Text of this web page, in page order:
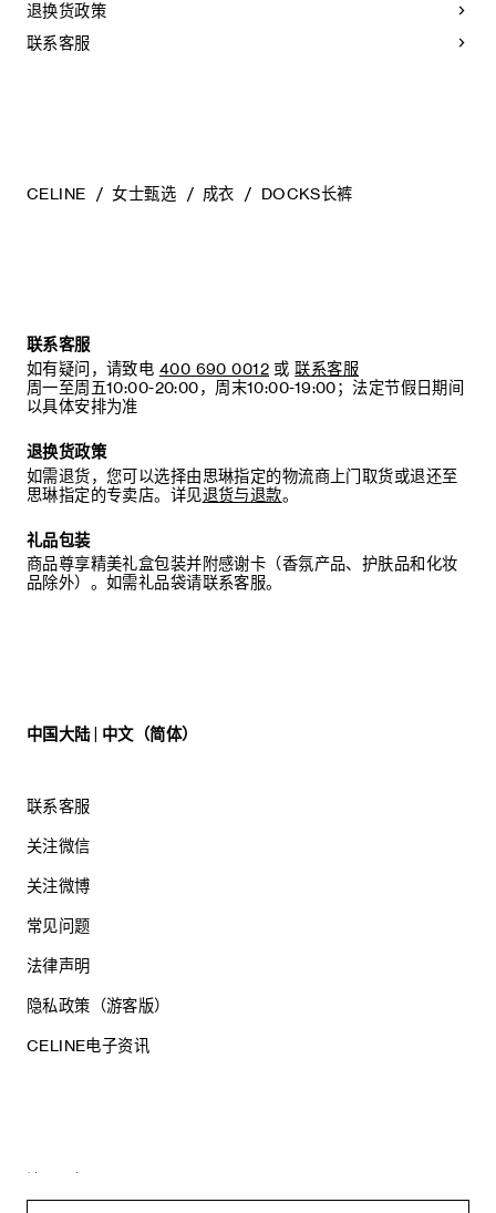
退换货政策
联系客服
CELINE 女士甄选 成衣 DOCKS长裤
联系客服
如有疑问，请致电 400 690 0012 或 联系客服
周一至周五10:00-20:00，周末10:00-19:00；法定节假日期间
以具体安排为准
退换货政策
如需退货，您可以选择由思琳指定的物流商上门取货或退还至
思琳指定的专卖店。详见退货与退款。
礼品包装
商品尊享精美礼盒包装并附感谢卡（香氛产品、护肤品和化妆
品除外）。如需礼品袋请联系客服。
中国大陆 | 中文（简体）
联系客服
关注微信
关注微博
常见问题
法律声明
隐私政策（游客版）
CELINE电子资讯
思琳商贸（上海）有限公司